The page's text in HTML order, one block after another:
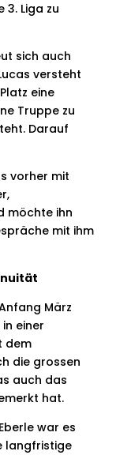
Liga zu
sich auch
versteht
eine
Truppe zu
Darauf
vorher mit
möchte ihn
mit ihm
März
einer
dem
die grossen
auch das
hat.
war es
langfristige